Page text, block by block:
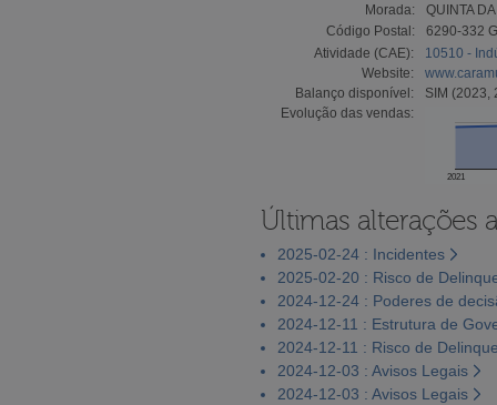
Morada:
QUINTA
Código Postal:
6290-332
Atividade (CAE):
10510 -
Website:
Balanço disponível:
SIM (2023,
Evolução das vendas:
2021
Últimas alterações
2025-02-24 : Incidentes
2025-02-20 : Risco de
2024-12-24 : Poderes de
2024-12-11 : Estrutura de
2024-12-11 : Risco de
2024-12-03 : Avisos Legais
2024-12-03 : Avisos Legais